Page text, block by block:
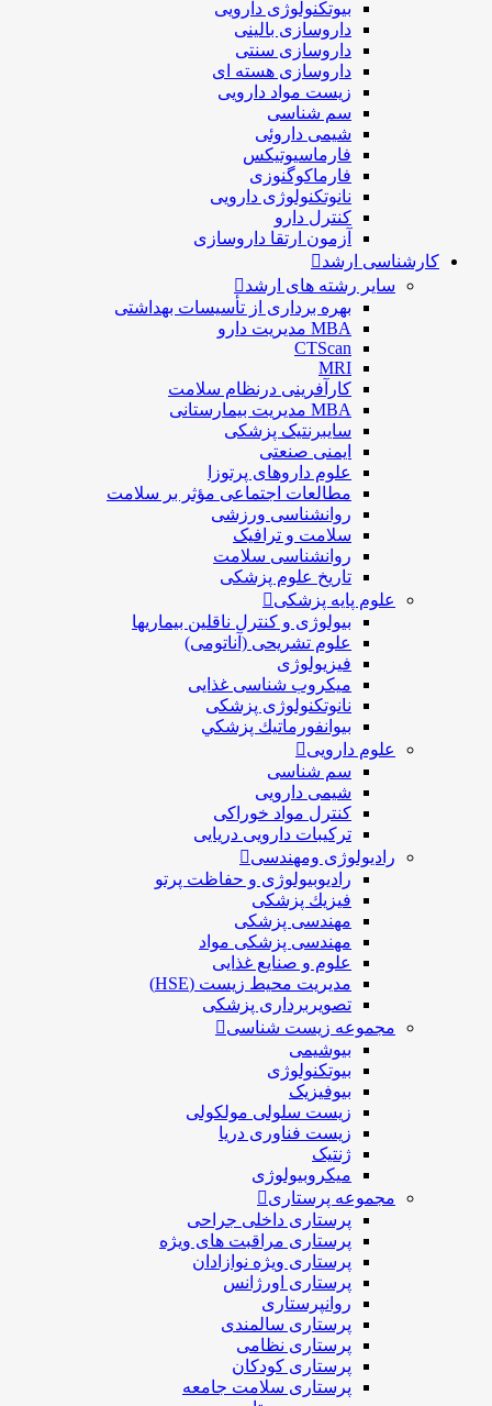
بيوتكنولوژی دارویی
داروسازی بالينی
داروسازی سنتی
داروسازی هسته ای
زیست مواد دارویی
سم شناسی
شيمی داروئی
فارماسيوتيكس
فارماكوگنوزی
نانوتکنولوژی دارویی
كنترل دارو
آزمون ارتقا داروسازی
کارشناسی ارشد
سایر رشته های ارشد
بهره برداری از تأسیسات بهداشتی
MBA مدیریت دارو
CTScan
MRI
کارآفرینی درنظام سلامت
MBA مدیریت بیمارستانی
سایبرنتیک پزشکی
ایمنی صنعتی
علوم داروهای پرتوزا
مطالعات اجتماعی مؤثر بر سلامت
روانشناسی ورزشی
سلامت و ترافیک
روانشناسی سلامت
تاریخ علوم پزشکی
علوم پایه پزشکی
بیولوژی و کنترل ناقلین بیماریها
علوم تشریحی (آناتومی)
فیزیولوژی
ميكروب شناسی غذایی
نانوتکنولوژی پزشکی
بيوانفورماتيك پزشكي
علوم دارویی
سم شناسی
شیمی دارویی
کنترل مواد خوراکی
ترکیبات دارویی دریایی
رادیولوژی ومهندسی
رادیوبیولوژی و حفاظت پرتو
فيزيك پزشکی
مهندسی پزشکی
مهندسی پزشکی مواد
علوم و صنايع غذایی
مدیریت محیط زیست (HSE)
تصویربرداری پزشکی
مجموعه زیست شناسی
بیوشیمی
بیوتکنولوژی
بیوفیزیک
زیست سلولی مولکولی
زیست فناوری دریا
ژنتیک
میکروبیولوژی
مجموعه پرستاری
پرستاری داخلی جراحی
پرستاری مراقبت های ويژه
پرستاری ويژه نوازادان
پرستاری اورژانس
روانپرستاری
پرستاری سالمندی
پرستاری نظامی
پرستاری کودکان
پرستاری سلامت جامعه